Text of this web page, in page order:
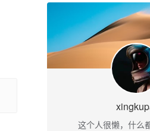
这个人很懒，什么